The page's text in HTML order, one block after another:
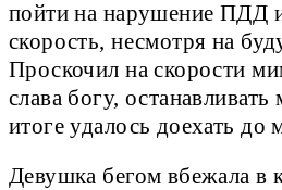
пойти на нарушение ПДД
скорость, несмотря на
Проскочил на скорости
слава богу,
итоге удалось доехать до
Девушка бегом вбежала в